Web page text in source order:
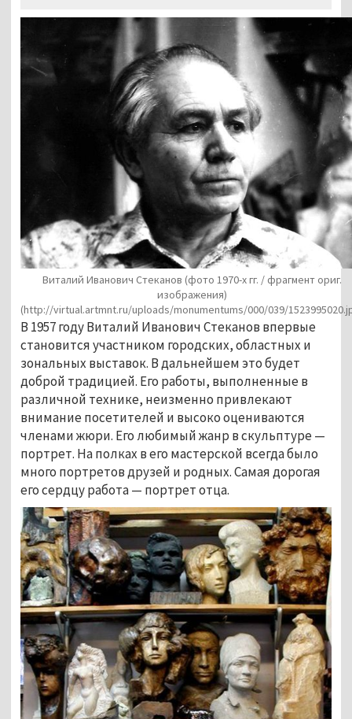
Виталий Иванович Стеканов (фото 1970-х гг. / фрагмент ориг.
изображения)
(http://virtual.artmnt.ru/uploads/monumentums/000/039/
В 1957 году Виталий Иванович Стеканов впервые
становится участником городских, областных и
зональных выставок. В дальнейшем это будет
доброй традицией. Его работы, выполненные в
различной технике, неизменно привлекают
внимание посетителей и высоко оцениваются
членами жюри. Его любимый жанр в скульптуре —
портрет. На полках в его мастерской всегда было
много портретов друзей и родных. Самая дорогая
его сердцу работа — портрет отца.